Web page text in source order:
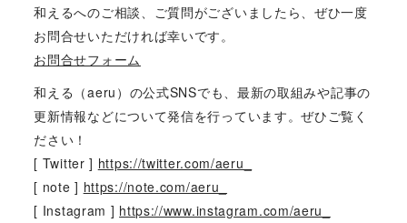
和えるへのご相談、ご質問がございましたら、ぜひ一度
お問合せいただければ幸いです。
お問合せフォーム
和える（aeru）の公式SNSでも、最新の取組みや記事の
更新情報などについて発信を行っています。ぜひご覧く
ださい！
[ Twitter ] https://twitter.com/aeru_
[ note ] https://note.com/aeru_
[ Instagram ] https://www.instagram.com/aeru_